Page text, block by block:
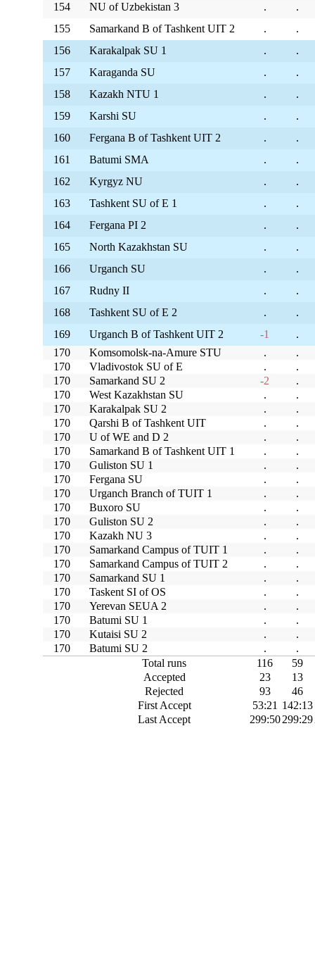
154
NU of Uzbekistan 3 .
.
155
Samarkand B of Tashkent UIT 2 .
.
156
Karakalpak SU 1 .
.
157
Karaganda SU .
.
158
Kazakh NTU 1 .
.
159
Karshi SU .
.
160
Fergana B of Tashkent UIT 2 .
.
161
Batumi SMA .
.
162
Kyrgyz NU .
.
163
Tashkent SU of E 1 .
.
164
Fergana PI 2 .
.
165
North Kazakhstan SU .
.
166
Urganch SU .
.
167
Rudny II .
.
168
Tashkent SU of E 2 .
.
169
Urganch B of Tashkent UIT 2 -1
.
170
Komsomolsk-na-Amure STU .
.
170
Vladivostok SU of E .
.
170
Samarkand SU 2 -2
.
170
West Kazakhstan SU .
.
170
Karakalpak SU 2 .
.
170
Qarshi B of Tashkent UIT .
.
170
U of WE and D 2 .
.
170
Samarkand B of Tashkent UIT 1 .
.
170
Guliston SU 1 .
.
170
Fergana SU .
.
170
Urganch Branch of TUIT 1 .
.
170
Buxoro SU .
.
170
Guliston SU 2 .
.
170
Kazakh NU 3 .
.
170
Samarkand Campus of TUIT 1 .
.
170
Samarkand Campus of TUIT 2 .
.
170
Samarkand SU 1 .
.
170
Taskent SI of OS .
.
170
Yerevan SEUA 2 .
.
170
Batumi SU 1 .
.
170
Kutaisi SU 2 .
.
170
Batumi SU 2 .
.
Total runs
116
59
Accepted
23
13
Rejected
93
46
First Accept
53:21 142:13
Last Accept
299:50 299:29